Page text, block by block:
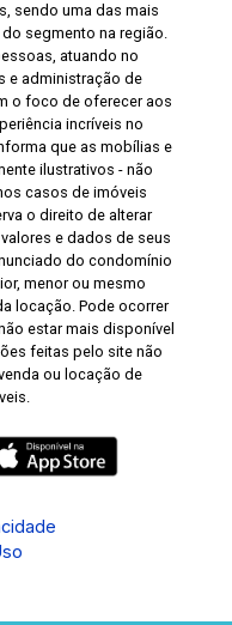
sendo uma das mais
segmento na região.
atuando no
e administração de
o foco de oferecer aos
incríveis no
que as mobílias e
ilustrativos - não
casos de imóveis
o direito de alterar
e dados de seus
do condomínio
menor ou mesmo
locação. Pode ocorrer
estar mais disponível
feitas pelo site não
ou locação de